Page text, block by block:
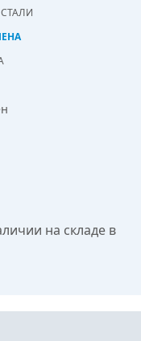
на складе в